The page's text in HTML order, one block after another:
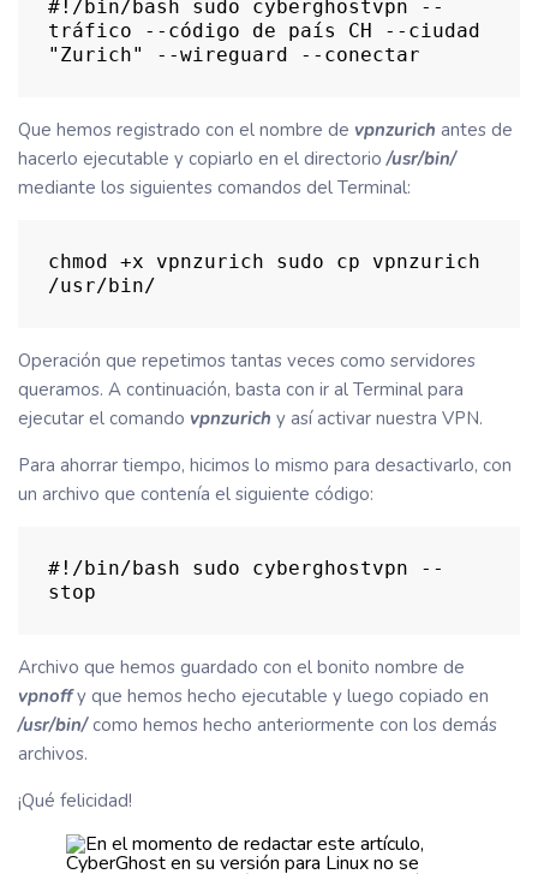
#!/bin/bash sudo cyberghostvpn --
tráfico --código de país CH --ciudad
"Zurich" --wireguard --conectar
Que hemos registrado con el nombre de vpnzurich antes de
hacerlo ejecutable y copiarlo en el directorio/usr/bin/
mediante los siguientes comandos del Terminal:
chmod +x vpnzurich sudo cp vpnzurich
/usr/bin/
Operación que repetimos tantas veces como servidores
queramos. A continuación, basta con ir al Terminal para
ejecutar el comando vpnzurich y así activar nuestra VPN.
Para ahorrar tiempo, hicimos lo mismo para desactivarlo, con
un archivo que contenía el siguiente código:
#!/bin/bash sudo cyberghostvpn --
stop
Archivo que hemos guardado con el bonito nombre de
vpnoffy que hemos hecho ejecutable y luego copiado en
/usr/bin/como hemos hecho anteriormente con los demás
archivos.
¡Qué felicidad!